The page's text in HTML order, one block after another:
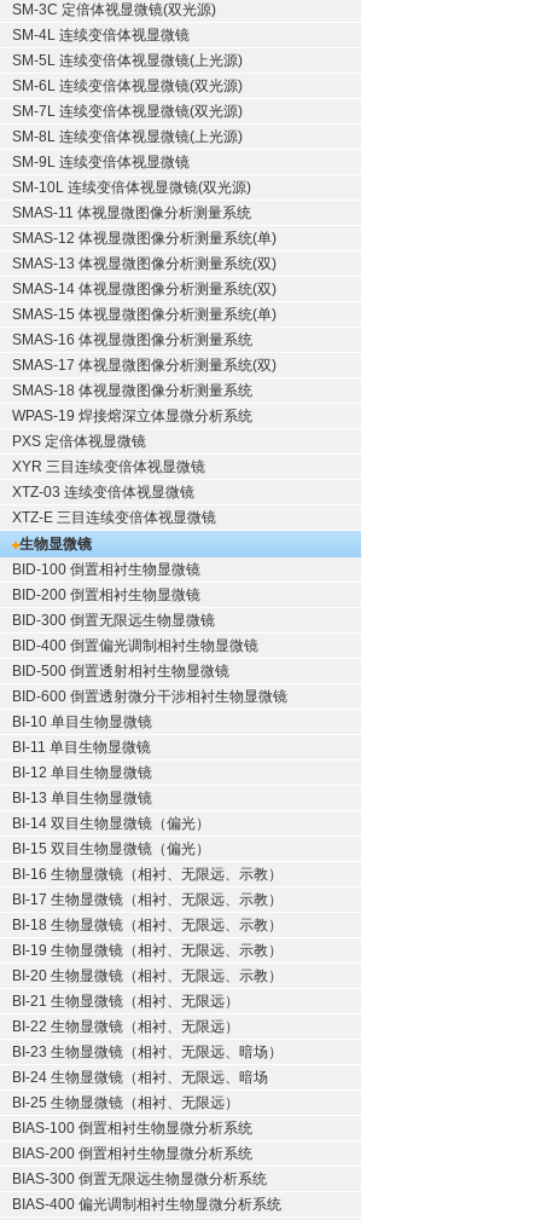
SM-3C 定倍体视显微镜(双光源)
SM-4L 连续变倍体视显微镜
SM-5L 连续变倍体视显微镜(上光源)
SM-6L 连续变倍体视显微镜(双光源)
SM-7L 连续变倍体视显微镜(双光源)
SM-8L 连续变倍体视显微镜(上光源)
SM-9L 连续变倍体视显微镜
SM-10L 连续变倍体视显微镜(双光源)
SMAS-11 体视显微图像分析测量系统
SMAS-12 体视显微图像分析测量系统(单)
SMAS-13 体视显微图像分析测量系统(双)
SMAS-14 体视显微图像分析测量系统(双)
SMAS-15 体视显微图像分析测量系统(单)
SMAS-16 体视显微图像分析测量系统
SMAS-17 体视显微图像分析测量系统(双)
SMAS-18 体视显微图像分析测量系统
WPAS-19 焊接熔深立体显微分析系统
PXS 定倍体视显微镜
XYR 三目连续变倍体视显微镜
XTZ-03 连续变倍体视显微镜
XTZ-E 三目连续变倍体视显微镜
生物显微镜
BID-100 倒置相衬生物显微镜
BID-200 倒置相衬生物显微镜
BID-300 倒置无限远生物显微镜
BID-400 倒置偏光调制相衬生物显微镜
BID-500 倒置透射相衬生物显微镜
BID-600 倒置透射微分干涉相衬生物显微镜
BI-10 单目生物显微镜
BI-11 单目生物显微镜
BI-12 单目生物显微镜
BI-13 单目生物显微镜
BI-14 双目生物显微镜（偏光）
BI-15 双目生物显微镜（偏光）
BI-16 生物显微镜（相衬、无限远、示教）
BI-17 生物显微镜（相衬、无限远、示教）
BI-18 生物显微镜（相衬、无限远、示教）
BI-19 生物显微镜（相衬、无限远、示教）
BI-20 生物显微镜（相衬、无限远、示教）
BI-21 生物显微镜（相衬、无限远）
BI-22 生物显微镜（相衬、无限远）
BI-23 生物显微镜（相衬、无限远、暗场）
BI-24 生物显微镜（相衬、无限远、暗场
BI-25 生物显微镜（相衬、无限远）
BIAS-100 倒置相衬生物显微分析系统
BIAS-200 倒置相衬生物显微分析系统
BIAS-300 倒置无限远生物显微分析系统
BIAS-400 偏光调制相衬生物显微分析系统